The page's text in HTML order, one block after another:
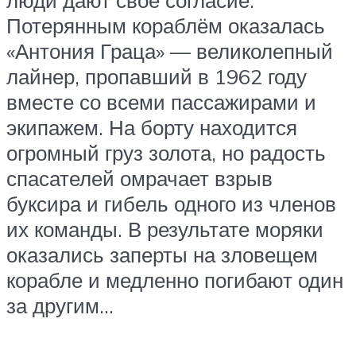
Потерянным кораблём оказалась
«Антония Граца» — великолепный
лайнер, пропавший в 1962 году
вместе со всеми пассажирами и
экипажем. На борту находится
огромный груз золота, но радость
спасателей омрачает взрыв
буксира и гибель одного из членов
их команды. В результате моряки
оказались заперты на зловещем
корабле и медленно погибают один
за другим…